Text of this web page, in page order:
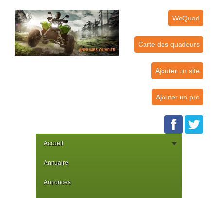
WeQuad
Carte des quadeurs
Ajouter un site
Ajouter un pro
Accueil
Annuaire
Annonces